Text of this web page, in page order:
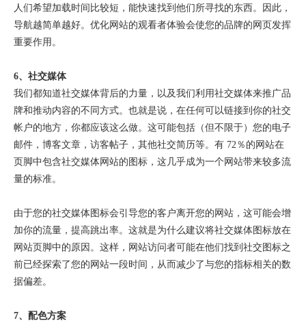
人们希望加载时间比较短，能快速找到他们所寻找的东西。因此，
导航越简单越好。优化网站的观看者体验会使您的品牌的网页发挥
重要作用。
6、社交媒体
我们都知道社交媒体背后的力量，以及我们利用社交媒体来推广品
牌和推动内容的不同方式。也就是说，在任何可以链接到你的社交
帐户的地方，你都应该这么做。这可能包括（但不限于）您的电子
邮件，博客文章，访客帖子，其他社交简历等。有 72％的网站在
页脚中包含社交媒体网站的图标，这几乎成为一个网站带来较多流
量的标准。
由于您的社交媒体图标会引导您的客户离开您的网站，这可能会增
加你的流量，提高跳出率。这就是为什么建议将社交媒体图标放在
网站页脚中的原因。这样，网站访问者可能在他们找到社交图标之
前已经探索了您的网站一段时间，从而减少了与您的指标相关的数
据偏差。
7、配色方案